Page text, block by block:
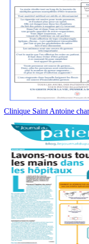
Clinique Saint Antoine